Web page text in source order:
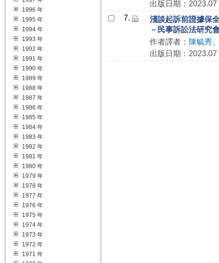
1996 年
1995 年
1994 年
1993 年
1992 年
1991 年
1990 年
1989 年
1988 年
1987 年
1986 年
1985 年
1984 年
1983 年
1982 年
1981 年
1980 年
1979 年
1978 年
1977 年
1976 年
1975 年
1974 年
1973 年
1972 年
1971 年
出版日期：2023.07
7.
淺談起訴前證據保
－民事訴訟法研究
作者譯者： 陳毓秀
出版日期：2023.07